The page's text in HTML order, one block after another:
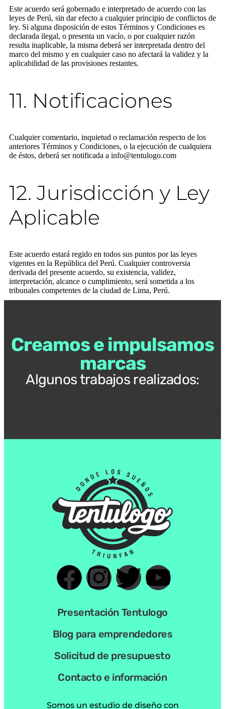
Este acuerdo será gobernado e interpretado de acuerdo con las
leyes de Perú, sin dar efecto a cualquier principio de conflictos de
ley. Si alguna disposición de estos Términos y Condiciones es
declarada ilegal, o presenta un vacío, o por cualquier razón
resulta inaplicable, la misma deberá ser interpretada dentro del
marco del mismo y en cualquier caso no afectará la validez y la
aplicabilidad de las provisiones restantes.
11. Notificaciones
Cualquier comentario, inquietud o reclamación respecto de los
anteriores Términos y Condiciones, o la ejecución de cualquiera
de éstos, deberá ser notificada a info@tentulogo.com
12. Jurisdicción y Ley
Aplicable
Este acuerdo estará regido en todos sus puntos por las leyes
vigentes en la República del Perú. Cualquier controversia
derivada del presente acuerdo, su existencia, validez,
interpretación, alcance o cumplimiento, será sometida a los
tribunales competentes de la ciudad de Lima, Perú.
Creamos e impulsamos
marcas
Algunos trabajos realizados:
Presentación Tentulogo
Blog para emprendedores
Solicitud de presupuesto
Contacto e información
Somos un estudio de diseño con